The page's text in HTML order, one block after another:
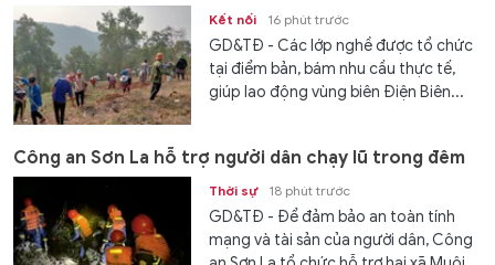
Kết nối 16 phút trước
GD&TĐ - Các lớp nghề được tổ chức
tại điểm bản, bám nhu cầu thực tế,
giúp lao động vùng biên Điện Biên...
Công an Sơn La hỗ trợ người dân chạy lũ trong đêm
Thời sự 18 phút trước
GD&TĐ - Để đảm bảo an toàn tính
mạng và tài sản của người dân, Công